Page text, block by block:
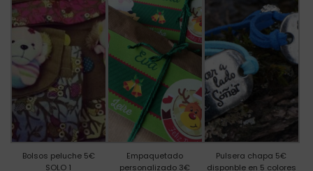
Bolsos peluche 5€
SOLO 1
Empaquetado
personalizado 3€
Pulsera chapa 5€
disponble en 5 colores